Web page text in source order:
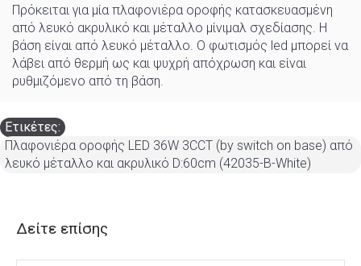
Πρόκειται για μία πλαφονιέρα οροφής κατασκευασμένη
από λευκό ακρυλικό και μέταλλο μίνιμαλ σχεδίασης. Η
βάση είναι από λευκό μέταλλο. Ο φωτισμός led μπορεί να
λάβει από θερμή ως και ψυχρή απόχρωση και είναι
ρυθμιζόμενο από τη βάση.
Ετικέτες:
Πλαφονιέρα οροφής LED 36W 3CCT (by switch on base) από
λευκό μέταλλο και ακρυλικό D:60cm (42035-B-White)
Δείτε επίσης